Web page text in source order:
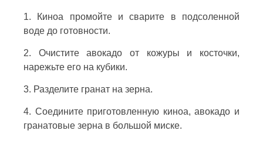
1. Киноа промойте и сварите в подсоленной
воде до готовности.
2. Очистите авокадо от кожуры и косточки,
нарежьте его на кубики.
3. Разделите гранат на зерна.
4. Соедините приготовленную киноа, авокадо и
гранатовые зерна в большой миске.